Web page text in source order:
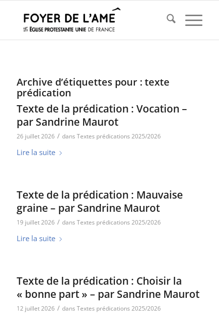
Archive d’étiquettes pour :texte
prédication
Texte de la prédication : Vocation –
par Sandrine Maurot
26 juillet 2026 / dans Textes prédications 2025/2026
Lire la suite
Texte de la prédication : Mauvaise
graine – par Sandrine Maurot
19 juillet 2026 / dans Textes prédications 2025/2026
Lire la suite
Texte de la prédication : Choisir la
« bonne part » – par Sandrine Maurot
12 juillet 2026 / dans Textes prédications 2025/2026